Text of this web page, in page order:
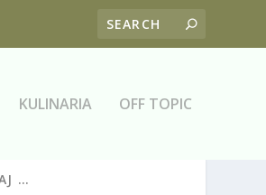
KULINARIA OFF TOPIC